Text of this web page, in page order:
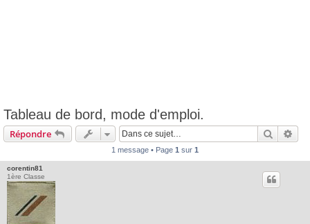
Tableau de bord, mode d'emploi.
Répondre
1 message • Page 1 sur 1
corentin81
1ère Classe